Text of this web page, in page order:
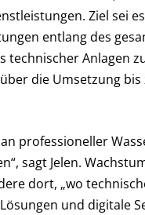
Ziel sei
entlang des
technischer Anlagen
die Umsetzung
professioneller
sagt Jelen.
dort, „wo
und digitale